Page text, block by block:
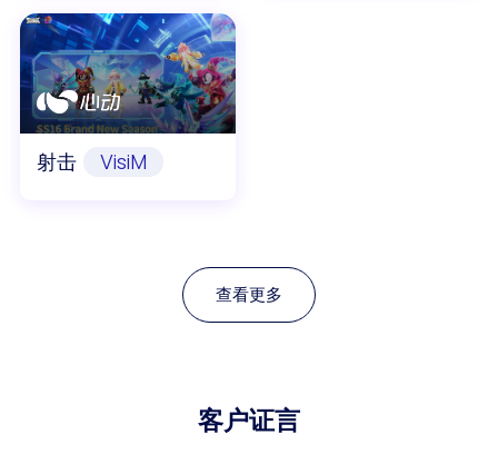
射击 VisiM
查看更多
客户证言